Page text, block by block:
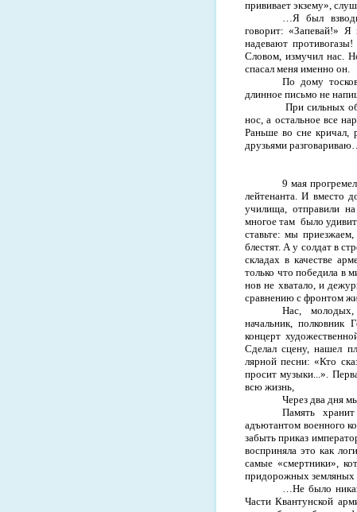
прививает экзему»,
…Я был
говорит: «Запевай!»
надевают
Словом, измучил нас.
спасал меня именно он.
По дому
длинное письмо не
При сильных
нос, а остальное все
Раньше во сне кричал,
друзьями разговариваю…
9 мая
лейтенанта. И вместо
училища, от­правили
многое там было
ставьте: мы
блестят. А у солдат в
складах в ка­честве
только что победила в
нов не хватало, и
срав­нению с фронтом
Нас,
начальник, полков­ник
концерт
Сделал сцену, нашел
лярной песни: «Кто
просит музы­ки...».
всю жизнь,
Через два дня
Память
адъютантом военного
забыть при­каз
восприняла это как
самые «смертни­ки»,
придорожных земляных
…Не было
Части Квантунской